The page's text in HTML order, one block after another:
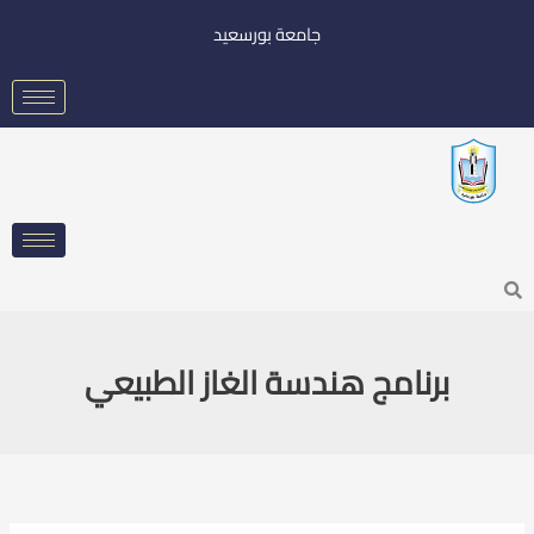
جامعة بورسعيد
Search
برنامج هندسة الغاز الطبيعي